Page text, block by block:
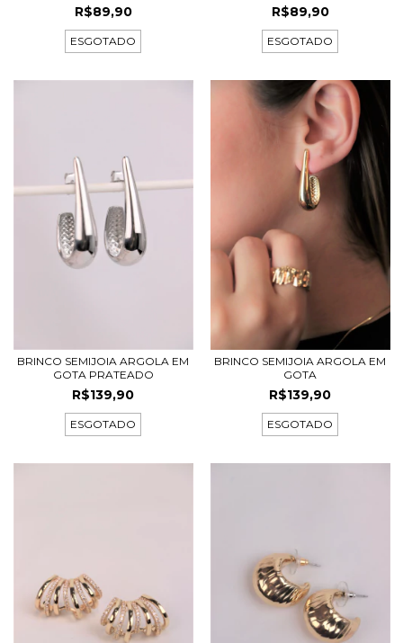
R$89,90
ESGOTADO
R$89,90
ESGOTADO
BRINCO SEMIJOIA ARGOLA EM
GOTA PRATEADO
R$139,90
ESGOTADO
BRINCO SEMIJOIA ARGOLA EM
GOTA
R$139,90
ESGOTADO